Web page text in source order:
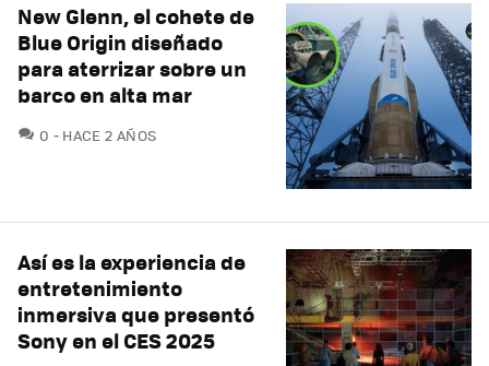
New Glenn, el cohete de
Blue Origin diseñado
para aterrizar sobre un
barco en alta mar
0 COMENTARIOS
HACE 2 AÑOS
Así es la experiencia de
entretenimiento
inmersiva que presentó
Sony en el CES 2025